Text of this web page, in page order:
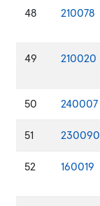
48 210078
49 210020
50 240007
51 230090
52 160019